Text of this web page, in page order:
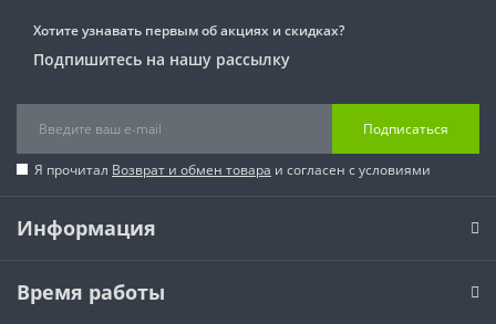
Хотите узнавать первым об акциях и скидках?
Подпишитесь на нашу рассылку
Подписаться
Я прочитал Возврат и обмен товара и согласен с условиями
Информация
Время работы